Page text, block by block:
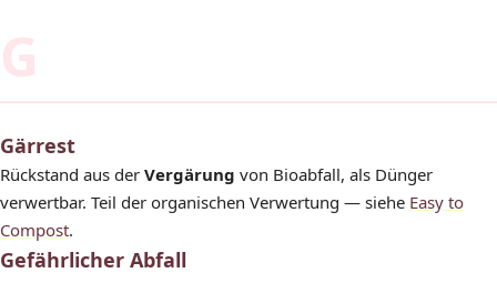
G
Gärrest
Rückstand aus der Vergärung von Bioabfall, als Dünger
verwertbar. Teil der organischen Verwertung — siehe Easy to
Compost.
Gefährlicher Abfall